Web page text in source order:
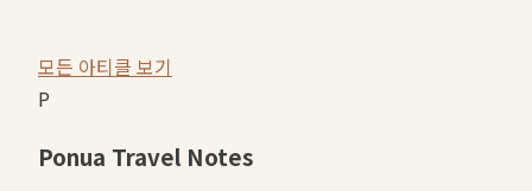
모든 아티클 보기
P
Ponua Travel Notes